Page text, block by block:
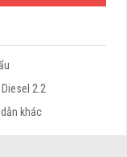
2.2
khác